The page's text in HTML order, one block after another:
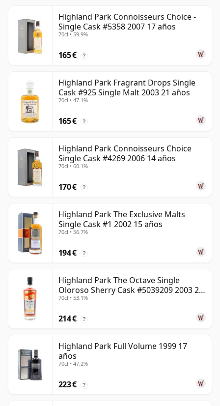
Highland Park Connoisseurs Choice -
Single Cask #5358 2007 17 años
70cl • 59.9%
165 € ?
Highland Park Fragrant Drops Single
Cask #925 Single Malt 2003 21 años
70cl • 47.1%
165 € ?
Highland Park Connoisseurs Choice
Single Cask #4269 2006 14 años
70cl • 60.1%
170 € ?
Highland Park The Exclusive Malts
Single Cask #1 2002 15 años
70cl • 56.7%
194 € ?
Highland Park The Octave Single
Oloroso Sherry Cask #5039209 2003 22
años
70cl • 53.1%
214 € ?
Highland Park Full Volume 1999 17
años
70cl • 47.2%
223 € ?